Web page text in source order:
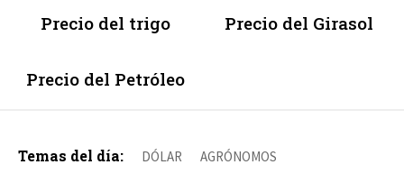
Precio del trigo Precio del Girasol
Precio del Petróleo
Temas del día: DÓLAR AGRÓNOMOS